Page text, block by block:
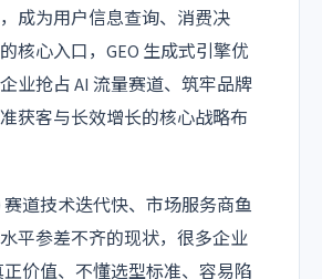
成为用户信息查询、消费决
核心入口，GEO 生成式引擎优
业抢占 AI 流量赛道、筑牢品牌
获客与长效增长的核心战略布
道技术迭代快、市场服务商鱼
平参差不齐的现状，很多企业
正价值、不懂选型标准、容易陷